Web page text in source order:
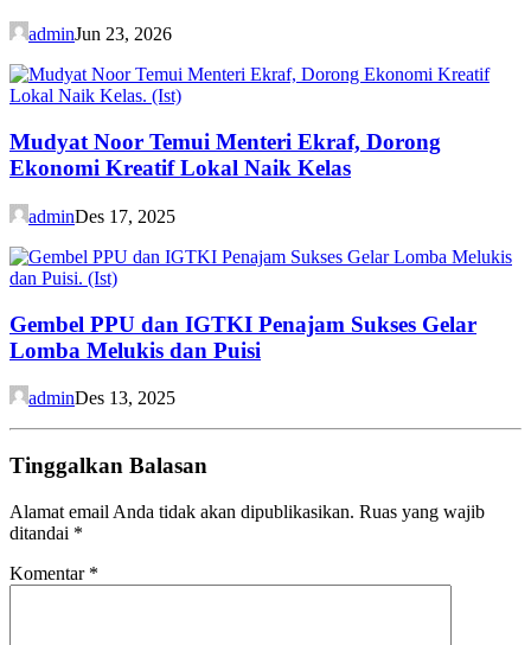
adminJun 23, 2026
Mudyat Noor Temui Menteri Ekraf, Dorong
Ekonomi Kreatif Lokal Naik Kelas
adminDes 17, 2025
Gembel PPU dan IGTKI Penajam Sukses Gelar
Lomba Melukis dan Puisi
adminDes 13, 2025
Tinggalkan Balasan
Alamat email Anda tidak akan dipublikasikan. Ruas yang wajib
ditandai *
Komentar *